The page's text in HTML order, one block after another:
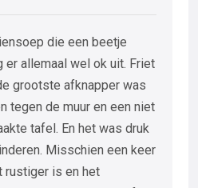
die een beetje
allemaal wel ok uit. Friet
grootste afknapper was
tegen de muur en een niet
tafel. En het was druk
Misschien een keer
rustiger is en het